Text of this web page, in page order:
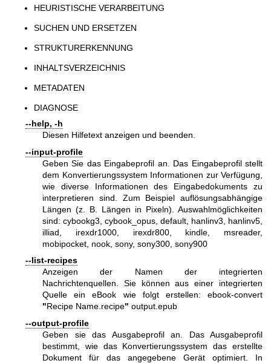
HEURISTISCHE VERARBEITUNG
SUCHEN UND ERSETZEN
STRUKTURERKENNUNG
INHALTSVERZEICHNIS
METADATEN
DIAGNOSE
--help, -h
Diesen Hilfetext anzeigen und beenden.
--input-profile
Geben Sie das Eingabeprofil an. Das Eingabeprofil stellt
dem Konvertierungssystem Informationen zur Verfügung,
wie diverse Informationen des Eingabedokuments zu
interpretieren sind. Zum Beispiel auflösungsabhängige
Längen (z. B. Längen in Pixeln). Auswahlmöglichkeiten
sind: cybookg3, cybook_opus, default, hanlinv3, hanlinv5,
illiad, irexdr1000, irexdr800, kindle, msreader,
mobipocket, nook, sony, sony300, sony900
--list-recipes
Anzeigen der Namen der integrierten
Nachrichtenquellen. Sie können aus einer integrierten
Quelle ein eBook wie folgt erstellen: ebook-convert
"Recipe Name.recipe" output.epub
--output-profile
Geben sie das Ausgabeprofil an. Das Ausgabeprofil
bestimmt, wie das Konvertierungssystem das erstellte
Dokument für das angegebene Gerät optimiert. In